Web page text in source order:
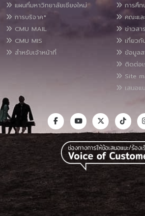
แผนที่มหาวิทยาลัยเชียงใหม่
การบริจาค*
CMU MAIL
CMU MIS
สำหรับเจ้าหน้าที่
การศึก
คณะแล
ข่าวสาร
เกี่ยวกั
ข้อมูล
ติดต่อเ
Site
เสนอแ